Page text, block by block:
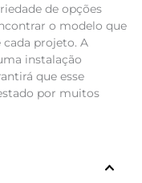
de opções
o modelo que
cada projeto. A
instalação
que esse
por muitos